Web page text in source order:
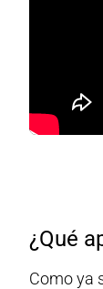
¿Qué
Como ya